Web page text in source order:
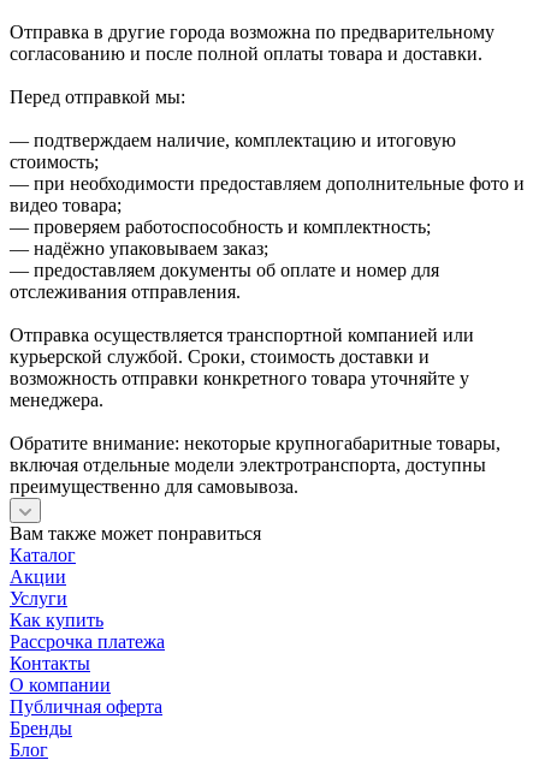
Отправка в другие города возможна по предварительному
согласованию и после полной оплаты товара и доставки.
Перед отправкой мы:
— подтверждаем наличие, комплектацию и итоговую
стоимость;
— при необходимости предоставляем дополнительные фото и
видео товара;
— проверяем работоспособность и комплектность;
— надёжно упаковываем заказ;
— предоставляем документы об оплате и номер для
отслеживания отправления.
Отправка осуществляется транспортной компанией или
курьерской службой. Сроки, стоимость доставки и
возможность отправки конкретного товара уточняйте у
менеджера.
Обратите внимание: некоторые крупногабаритные товары,
включая отдельные модели электротранспорта, доступны
преимущественно для самовывоза.
Вам также может понравиться
Каталог
Акции
Услуги
Как купить
Рассрочка платежа
Контакты
О компании
Публичная оферта
Бренды
Блог